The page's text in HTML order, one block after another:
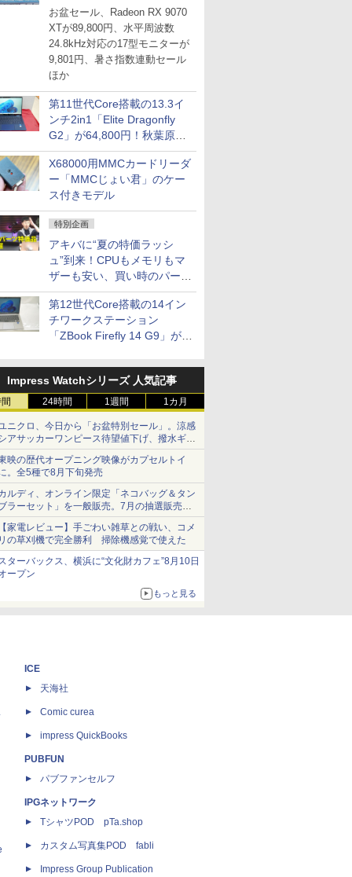
お盆セール、Radeon RX 9070
XTが89,800円、水平周波数
24.8kHz対応の17型モニターが
9,801円、暑さ指数連動セール
ほか
第11世代Core搭載の13.3イ
ンチ2in1「Elite Dragonfly
G2」が64,800円！秋葉原で
中古PCセール
X68000用MMCカードリーダ
ー「MMCじょい君」のケー
ス付きモデル
特別企画
アキバに“夏の特価ラッシ
ュ”到来！CPUもメモリもマ
ザーも安い、買い時のパーツ
は？【8月7日(金)22時配信】
第12世代Core搭載の14イン
チワークステーション
「ZBook Firefly 14 G9」が
セール
Impress Watchシリーズ 人気記事
24時間 1週間 1カ月
ニクロ、今日から「お盆特別セール」。涼感
アサッカーワンピース待望値下げ、撥水ギア
ョーツは1990円に
映の歴代オープニング映像がカプセルトイ
。全5種で8月下旬発売
ルディ、オンライン限定「ネコバッグ＆タン
ラーセット」を一般販売。7月の抽選販売の
選無効分
家電レビュー】手ごわい雑草との戦い、コメ
の草刈機で完全勝利 掃除機感覚で使えた
ターバックス、横浜に“文化財カフェ”8月10日
ープン
もっと見る
ICE
天海社
Comic curea
impress QuickBooks
PUBFUN
パブファンセルフ
IPGネットワーク
TシャツPOD pTa.shop
カスタム写真集POD fabli
Impress Group Publication